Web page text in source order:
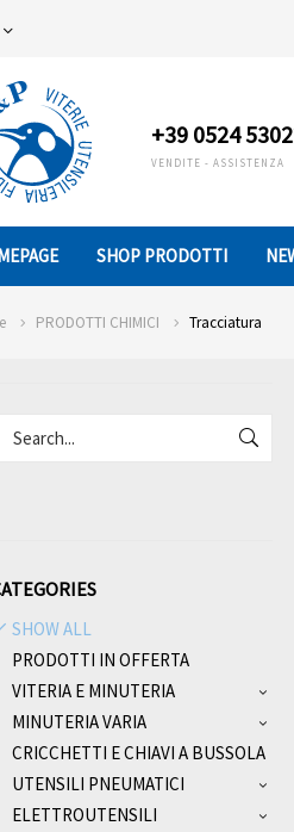
+39 0524
VENDITE - ASSISTENZA
SHOP PRODOTTI
PRODOTTI CHIMICI Tracciatura
SHOW ALL
PRODOTTI IN OFFERTA
VITERIA E MINUTERIA
MINUTERIA VARIA
CRICCHETTI E CHIAVI A BUSSOLA
UTENSILI PNEUMATICI
ELETTROUTENSILI